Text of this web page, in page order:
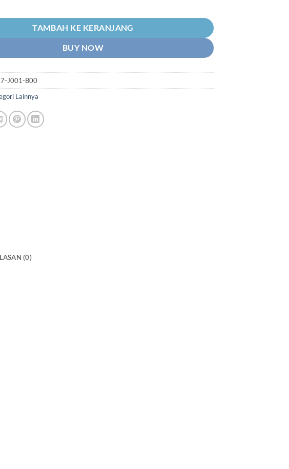
Bendera USA-Amerika 2 Way Magnet Bolak-Bulak Balik 6 Inch-15 Cm Plus Minus
TAMBAH KE KERANJANG
BUY NOW
J001-B00
Lainnya
(0)